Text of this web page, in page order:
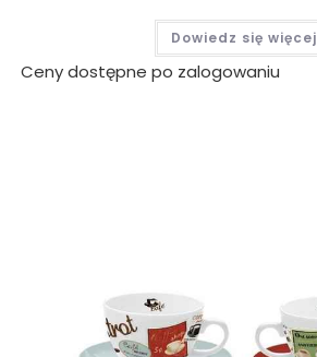
Dowiedz się więcej
Ceny dostępne po zalogowaniu